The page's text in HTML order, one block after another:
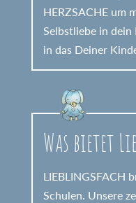
HERZSACHE um
Selbstliebe in dein
in das Deiner
Was bietet
LIEBLINGSFACH
Schulen. Unsere